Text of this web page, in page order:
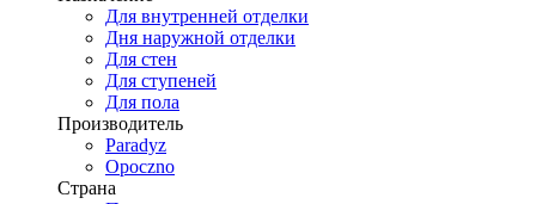
Для внутренней отделки
Дня наружной отделки
Для стен
Для ступеней
Для пола
Производитель
Paradyz
Opoczno
Страна